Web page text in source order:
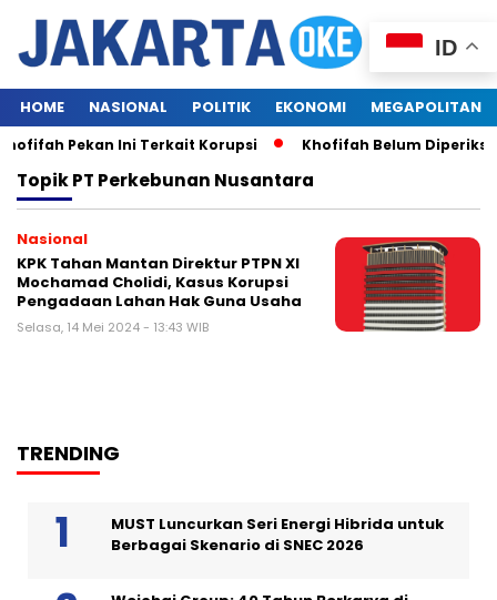
HOME NASIONAL POLITIK EKONOMI MEGAPOLITAN
Pekan Ini Terkait Korupsi Khofifah Belum
TopikPT Perkebunan Nusantara
Nasional
KPK Tahan Mantan Direktur PTPN XI
Mochamad Cholidi, Kasus Korupsi
Pengadaan Lahan Hak Guna Usaha
Selasa, 14 Mei 2024 - 13:43 WIB
TRENDING
MUST Luncurkan Seri Energi Hibrida untuk
Berbagai Skenario di SNEC 2026
ID